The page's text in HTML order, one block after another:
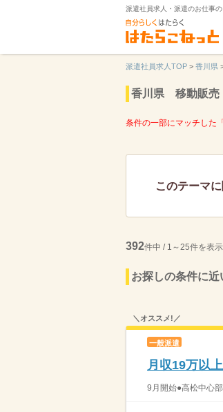
派遣社員求人・派遣のお仕事
派遣社員求人TOP > 香川県
香川県 移動販
条件の一部にマッチした
このテーマ
392件中 / 1～25件を表示
お探しの条件に近
＼オススメ!／
一般派遣
月収19万以
9月開始●高松中心